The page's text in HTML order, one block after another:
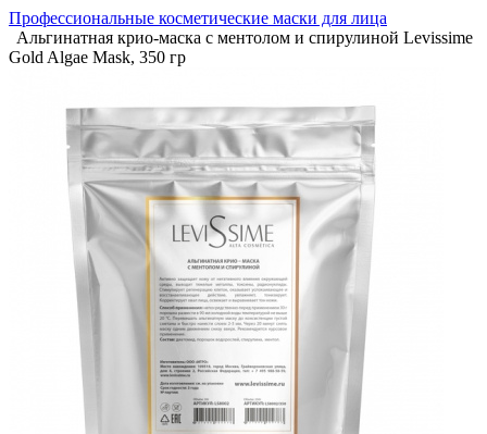
Профессиональные косметические маски для лица
Альгинатная крио-маска с ментолом и спирулиной Levissime
Gold Algae Mask, 350 гр